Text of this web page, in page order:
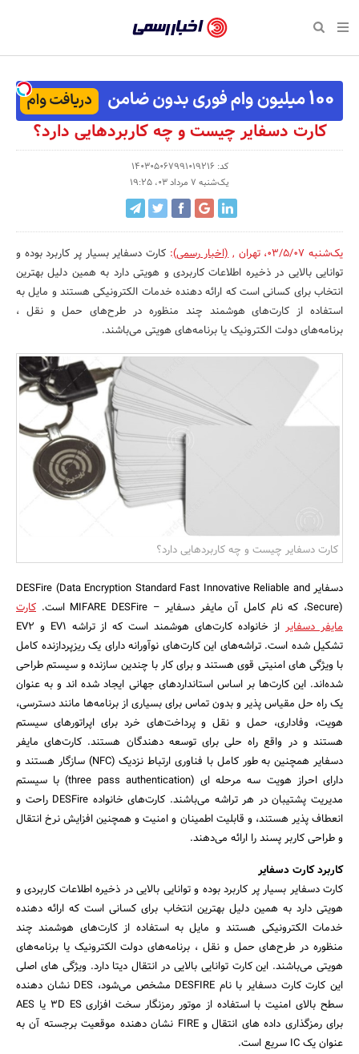
رسمی
-
اخبار
تایید
شرکت‌ها،
سازمان‌ها
و
روابط
عمومی‌ها
بازگشت
صفحه نخست پایگاه خبری
اقتصادی
صفحه نخست اقتصادی
تجارت و بازار
کارآفرینی و استارتاپ
صنعت و تولید
کسب و کار و خرده فروشی
صنایع غذایی و کشاورزی
بانک، بیمه و سرمایه
مسکن و ساختمان
اجتماعی
صفحه نخست اجتماعی
علم و آموزش
بهداشت و درمان
گردشگری و میراث فرهنگی
محیط زیست
تبلیغات و روابط عمومی
صفحه نخست فرهنگی
رسانه‌ها
نشریات و کتاب
هنرهای تجسمی
صنایع دستی
صفحه نخست ورزش
تازه‌های ورزش
مکان‌های ورزشی
سبک زندگی
صفحه نخست سبک زندگی
سلامت و زیبایی
روانشناسی و موفقیت
دکوراسیون و منزل
رویداد
صفحه نخست رویداد
حراج و تخفیف
جشنواره، نمایشگاه و
کارت دسفایر چیست و چه کاربردهایی دارد؟
کد: 140305067991019216
یک‌شنبه 7 مرداد 03، 19:25
یک‌شنبه 03/5/07 ،تهران ,(اخبار رسمی): کارت دسفایر بسیار پر کاربرد بوده و
توانایی بالایی در ذخیره اطلاعات کاربردی و هویتی دارد به همین دلیل بهترین
انتخاب برای کسانی است که ارائه دهنده خدمات الکترونیکی هستند و مایل به
استفاده از کارت‌های هوشمند چند منظوره در طرح‌های حمل و نقل ،
برنامه‌های دولت الکترونیک یا برنامه‌های هویتی می‌باشند.
کارت دسفایر چیست و چه کاربردهایی دارد؟
دسفایر DESFire (Data Encryption Standard Fast Innovative Reliable and
Secure)، که نام کامل آن مایفر دسفایر – MIFARE DESFire است.
کارت
مایفر دسفایر
از خانواده کارت‌های هوشمند است که از تراشه EV1 و EV2
تشکیل شده است. تراشه‌های این کارت‌های نوآورانه دارای یک ریزپردازنده کامل
با ویژگی های امنیتی قوی هستند و برای کار با چندین سازنده و سیستم طراحی
شده‌اند. این کارت‌ها بر اساس استانداردهای جهانی ایجاد شده اند و به عنوان
یک راه حل مقیاس پذیر و بدون تماس برای بسیاری از برنامه‌ها مانند دسترسی،
هویت، وفاداری، حمل و نقل و پرداخت‌های خرد برای اپراتورهای سیستم
هستند و در واقع راه حلی برای توسعه دهندگان هستند. کارت‌های مایفر
دسفایر همچنین به طور کامل با فناوری ارتباط نزدیک (NFC) سازگار هستند و
دارای احراز هویت سه مرحله ای (three pass authentication) با سیستم
مدیریت پشتیبان در هر تراشه می‌باشند. کارت‌های خانواده DESFire راحت و
انعطاف پذیر هستند، و قابلیت اطمینان و امنیت و همچنین افزایش نرخ انتقال
و طراحی کاربر پسند را ارائه می‌دهند.
کاربرد کارت دسفایر
کارت دسفایر بسیار پر کاربرد بوده و توانایی بالایی در ذخیره اطلاعات کاربردی و
هویتی دارد به همین دلیل بهترین انتخاب برای کسانی است که ارائه دهنده
خدمات الکترونیکی هستند و مایل به استفاده از کارت‌های هوشمند چند
منظوره در طرح‌های حمل و نقل ، برنامه‌های دولت الکترونیک یا برنامه‌های
هویتی می‌باشند. این کارت توانایی بالایی در انتقال دیتا دارد. ویژگی های اصلی
این کارت کارت دسفایر با نام DESFIRE مشخص می‌شود، DES نشان دهنده
سطح بالای امنیت با استفاده از موتور رمزنگار سخت افزاری 3D ES یا AES
برای رمزگذاری داده های انتقال و FIRE نشان دهنده موقعیت برجسته آن به
عنوان یک IC سریع است.